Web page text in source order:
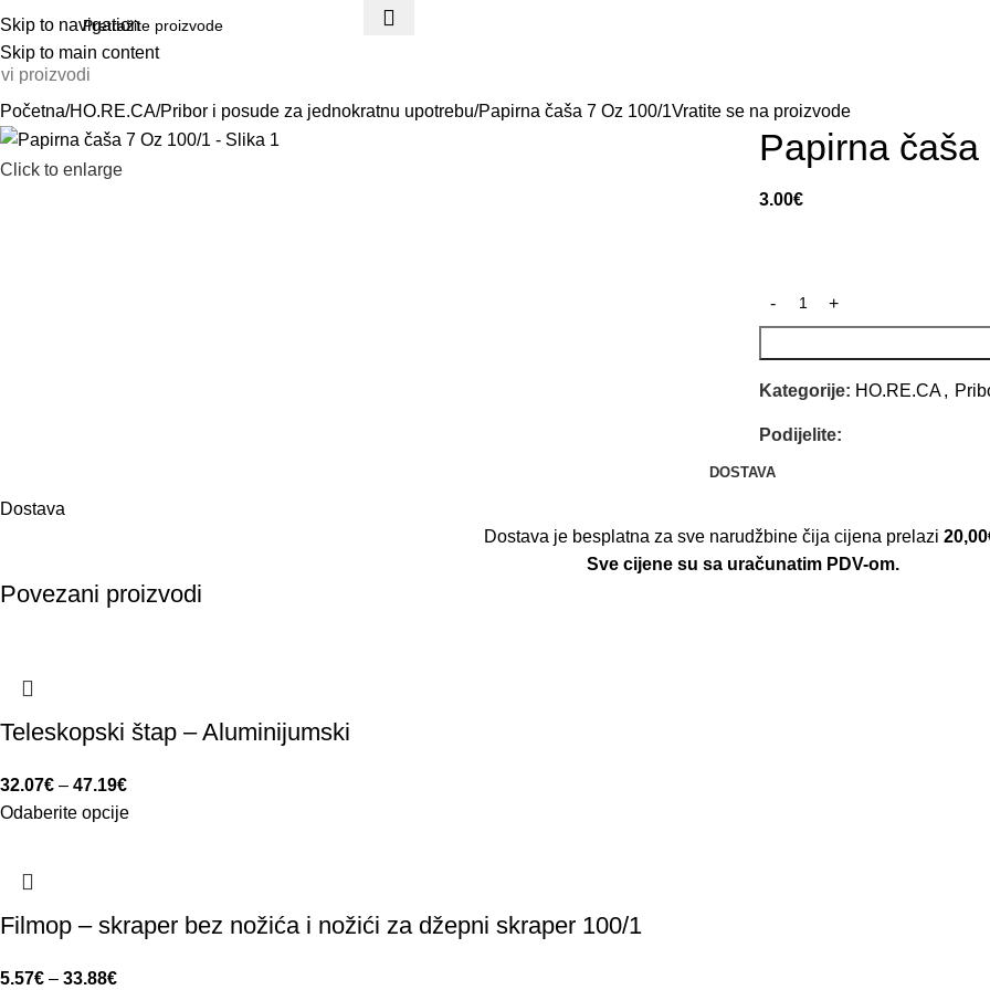
Skip to navigation
Skip to main content
proizvodi
Početna HO.RE.CA Pribor i posude za jednokratnu upotrebu Papirna čaša 7 Oz 100/1Vratite se na proizvode
Click to enlarge
Papirna
3.00€
Kategorije: HO.RE.CA,
Podijelite:
DOSTAVA
Dostava
Dostava je besplatna za sve narudžbine čija cijena prelazi
Sve cijene su sa uračunatim PDV-om.
Povezani proizvodi
Teleskopski štap – Aluminijumski
32.07€ – 47.19€
Odaberite opcije
Filmop – skraper bez nožića i nožići za džepni skraper 100/1
5.57€ – 33.88€